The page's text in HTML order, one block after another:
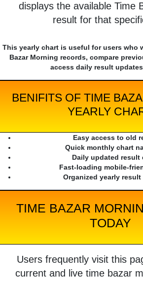
displays the available Time
result for that
This yearly chart is useful for users who
Bazar Morning records, compare
access daily result
BENIFITS OF TIME
YEARLY
Easy access to old
Quick monthly chart
Daily updated result
Fast-loading mobile-
Organized yearly
TIME BAZAR
TODAY
Users frequently visit this
current and live time bazar